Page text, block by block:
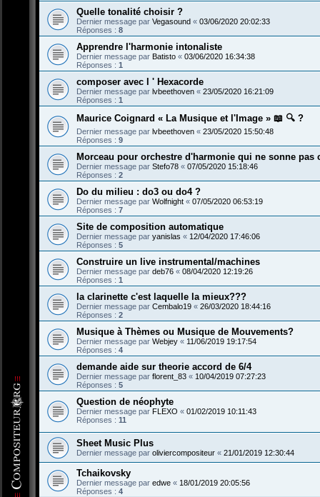
Quelle tonalité choisir ?
Dernier message par Vegasound « 03/06/2020 20:02:33
Réponses : 8
Apprendre l'harmonie intonaliste
Dernier message par Batisto « 03/06/2020 16:34:38
Réponses : 1
composer avec l ' Hexacorde
Dernier message par lvbeethoven « 23/05/2020 16:21:09
Réponses : 1
Maurice Coignard « La Musique et l'Image » 📖 🔍 ?
Dernier message par lvbeethoven « 23/05/2020 15:50:48
Réponses : 9
Morceau pour orchestre d'harmonie qui ne sonne
Dernier message par Stefo78 « 07/05/2020 15:18:46
Réponses : 2
Do du milieu : do3 ou do4 ?
Dernier message par Wolfnight « 07/05/2020 06:53:19
Réponses : 7
Site de composition automatique
Dernier message par yanislas « 12/04/2020 17:46:06
Réponses : 5
Construire un live instrumental/machines
Dernier message par deb76 « 08/04/2020 12:19:26
Réponses : 1
la clarinette c'est laquelle la mieux???
Dernier message par Cembalo19 « 26/03/2020 18:44:16
Réponses : 2
Musique à Thèmes ou Musique de Mouvements?
Dernier message par Webjey « 11/06/2019 19:17:54
Réponses : 4
demande aide sur theorie accord de 6/4
Dernier message par florent_83 « 10/04/2019 07:27:23
Réponses : 5
Question de néophyte
Dernier message par FLEXO « 01/02/2019 10:11:43
Réponses : 11
Sheet Music Plus
Dernier message par oliviercompositeur « 21/01/2019 12:30:44
Tchaikovsky
Dernier message par edwe « 18/01/2019 20:05:56
Réponses : 4